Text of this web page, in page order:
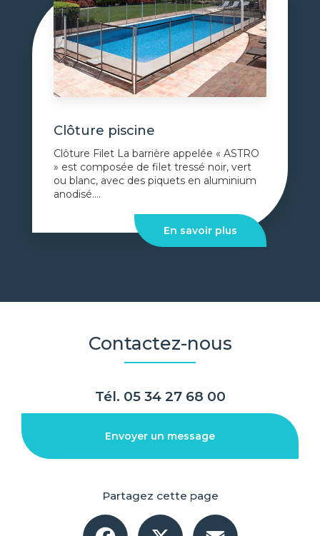
Clôture piscine
Clôture Filet La barrière appelée « ASTRO
» est composée de filet tressé noir, vert
ou blanc, avec des piquets en aluminium
anodisé....
En savoir plus
Contactez-nous
Tél. 05 34 27 68 00
Envoyer un message
Partagez cette page
Facebook